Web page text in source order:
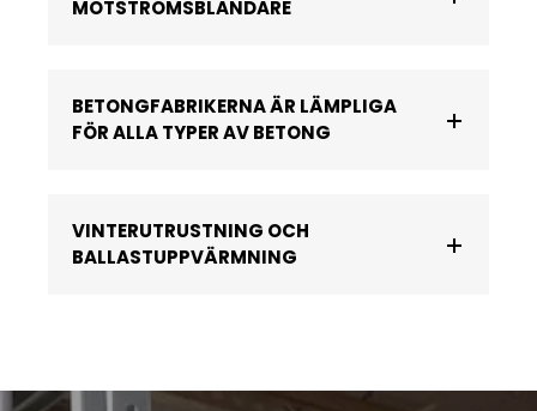
MOTSTRÖMSBLANDARE
BETONGFABRIKERNA ÄR LÄMPLIGA
FÖR ALLA TYPER AV BETONG
VINTERUTRUSTNING OCH
BALLASTUPPVÄRMNING